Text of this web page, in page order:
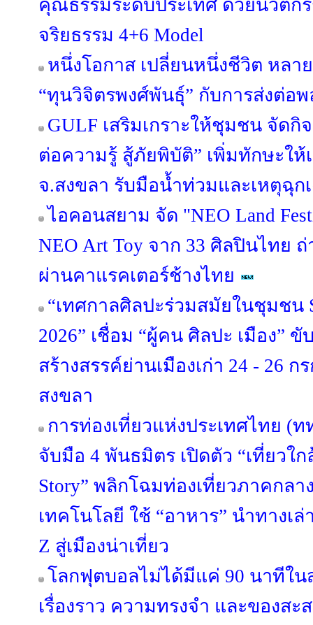
คุณธรรมระดับประเทศ ด้วยนวัต
จริยธรรม 4+6 Model
หนึ่งโอกาส เปลี่ยนหนึ่งชีวิต หลา
“ทุนวิจิตรพงศ์พันธุ์” กับการส่งต่อ
GULF เสริมเกราะให้ชุมชน จัดกิ
ต่อความรู้ สู้ภัยพิบัติ” เพิ่มทักษะให้
จ.สงขลา รับมือน้ำท่วมและเหตุฉุก
ไอคอนสยาม จัด "NEO Land
NEO Art Toy จาก 33 ศิลปินไทย
ผ่านคาแรคเตอร์ช้างไทย
“เทศกาลศิลปะร่วมสมัยในชุมชน
2026” เชื่อม “ผู้คน ศิลปะ เมือง” ขั
สร้างสรรค์ย่านเมืองเก่า 24 - 26
สงขลา
การท่องเที่ยวแห่งประเทศไทย (
จับมือ 4 พันธมิตร เปิดตัว “เที่ยวใก
Story” พลิกโฉมท่องเที่ยวภาคกลา
เทคโนโลยี ใช้ “อาหาร” นำทางเล่
Z สู่เมืองน่าเที่ยว
โลกฟุตบอลไม่ได้มีแค่ 90 นาทีใน
เรื่องราว ความทรงจำ และของสะ